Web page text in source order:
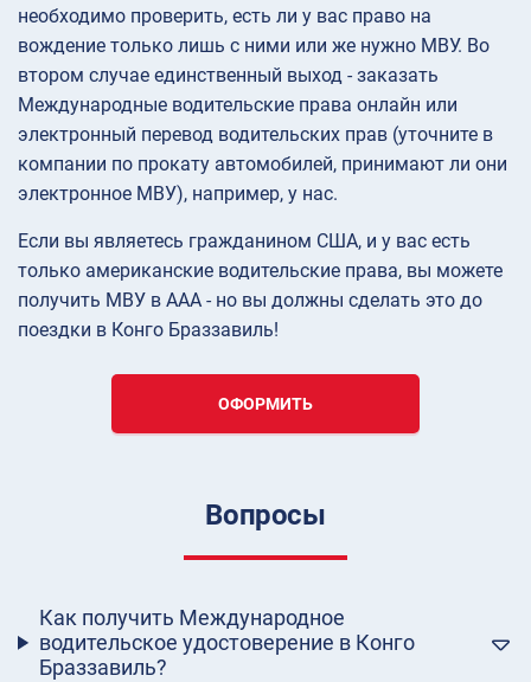
необходимо проверить, есть ли у вас право на
вождение только лишь с ними или же нужно МВУ. Во
втором случае единственный выход - заказать
Международные водительские права онлайн или
электронный перевод водительских прав (уточните в
компании по прокату автомобилей, принимают ли они
электронное МВУ), например, у нас.
Если вы являетесь гражданином США, и у вас есть
только американские водительские права, вы можете
получить МВУ в AAA - но вы должны сделать это до
поездки в Конго Браззавиль!
ОФОРМИТЬ
Вопросы
Как получить Международное
водительское удостоверение в Конго
Браззавиль?